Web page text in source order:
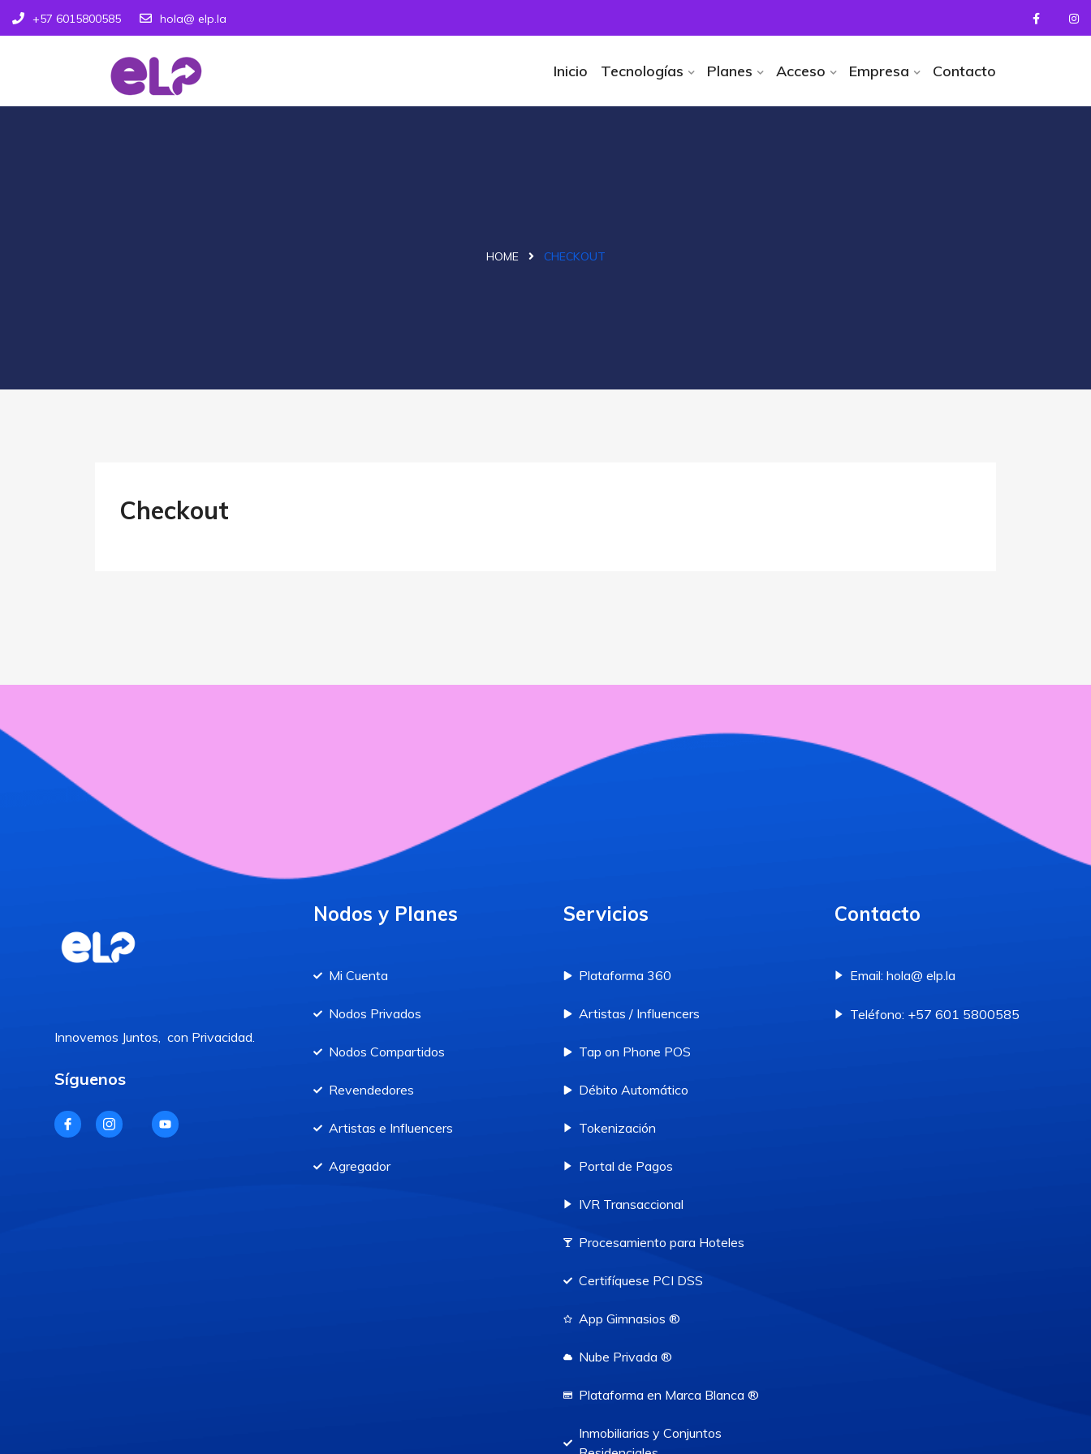
+57 6015800585 hola@ elp.la
Inicio Tecnologías Planes Acceso Empresa Contacto
HOME CHECKOUT
Checkout
Innovemos Juntos, con Privacidad.
Síguenos
Nodos y Planes
Mi Cuenta
Nodos Privados
Nodos Compartidos
Revendedores
Artistas e Influencers
Agregador
Servicios
Plataforma 360
Artistas / Influencers
Tap on Phone POS
Débito Automático
Tokenización
Portal de Pagos
IVR Transaccional
Procesamiento para Hoteles
Certifíquese PCI DSS
App Gimnasios ®
Nube Privada ®
Plataforma en Marca Blanca ®
Inmobiliarias y Conjuntos
Contacto
Email: hola@ elp.la
Teléfono: +57 601 5800585